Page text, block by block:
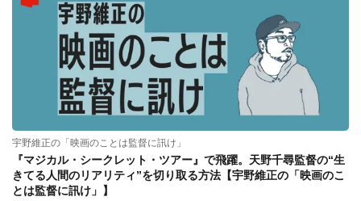
宇野維正の「映画のことは監督に訊け」
『マジカル・シークレット・ツアー』で飛躍。天野千尋監督の“生
きてる人間のリアリティ”を切り取る方法【宇野維正の「映画のこ
とは監督に訊け」】